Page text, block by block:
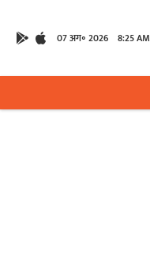
07 अग॰ 2026 8:25 AM